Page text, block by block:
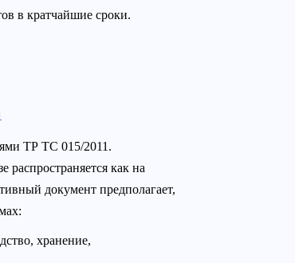
в кратчайшие сроки.
ТР ТС 015/2011.
как на
документ предполагает,
хранение,